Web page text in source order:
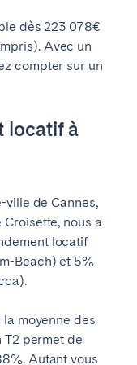
dès 223 078€
Avec un
compter sur un
locatif à
ville de Cannes,
nous a
locatif
Beach) et 5%
moyenne des
T2 permet de
Autant vous